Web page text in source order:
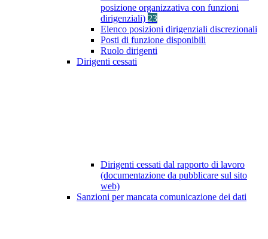
posizione organizzativa con funzioni
dirigenziali) 23
Elenco posizioni dirigenziali discrezionali
Posti di funzione disponibili
Ruolo dirigenti
Dirigenti cessati
Dirigenti cessati dal rapporto di lavoro
(documentazione da pubblicare sul sito
web)
Sanzioni per mancata comunicazione dei dati